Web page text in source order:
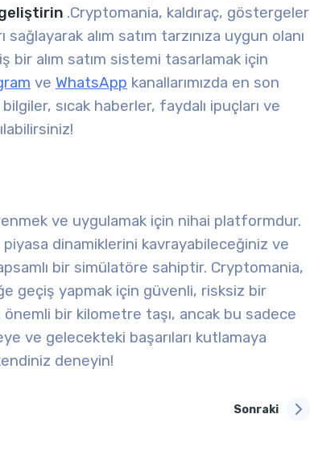
.Cryptomania, kaldıraç, göstergeler
alım satım tarzınıza uygun olanı
bir alım satım sistemi tasarlamak için
ve WhatsApp kanallarımızda en son
sıcak haberler, faydalı ipuçları ve
ve uygulamak için nihai platformdur.
dinamiklerini kavrayabileceğiniz ve
bir simülatöre sahiptir. Cryptomania,
geçiş yapmak için güvenli, risksiz bir
bir kilometre taşı, ancak bu sadece
ve gelecekteki başarıları kutlamaya
deneyin!
Sonraki